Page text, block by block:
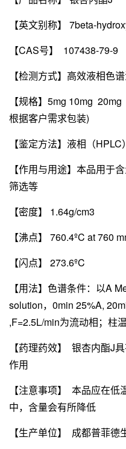
【英文别称】 7beta-
【CAS号】 107438-79-9
【检测方式】高效液相色
【规格】5mg 10mg
根据客户需求包装)
【鉴定方法】液相（
【作用与用途】本品用于
筛选等
【密度】 1.64g/cm3
【沸点】 760.4ºC at 760
【闪点】 273.6ºC
【用法】色谱条件：以A
solution，0min 25%A,
,F=2.5L/min为流动相；柱
【药理药效】 银杏内酯J
作用
【注意事项】 本品应在
中，含量会有所降低
【生产单位】 成都普菲德